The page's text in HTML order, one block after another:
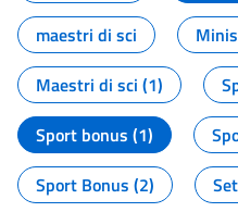
maestri di sci
Maestri di sci (1)
Sport bonus (1)
Sport Bonus (2)